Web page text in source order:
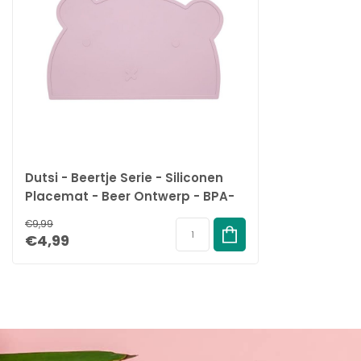
Plaats de Dutsi Beertje Serie placemat gewoon op het
slip ontwerp. Na gebruik kunt u het eenvoudig wassen met water
reiniging.
Veelgestelde Vragen
Kan deze placemat worden gebruikt in de magnetron?
Ja, het is hittebestendig tot 230°C en kan veilig in de
Mis deze kans niet om het eten voor uw kind zowel leuk als
Siliconen Placemat en verander maaltijdtijd in speeltijd! Klik op
Ontwerp:Beertje Serie
Dutsi - Beertje Serie - Siliconen
Placemat - Beer Ontwerp - BPA-
€9,99
€4,99